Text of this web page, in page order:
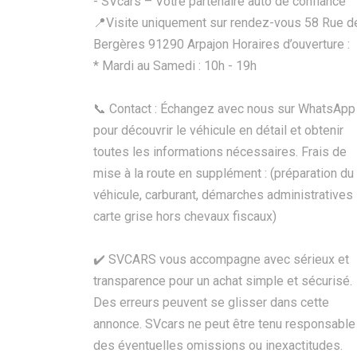
📍Visite uniquement sur rendez-vous 58 Rue
Bergères 91290 Arpajon Horaires d’ouverture :
* Mardi au Samedi : 10h - 19h
📞 Contact : Échangez avec nous sur WhatsApp
pour découvrir le véhicule en détail et obtenir
toutes les informations nécessaires. Frais de
mise à la route en supplément : (préparation du
véhicule, carburant, démarches administratives
carte grise hors chevaux fiscaux)
✔️ SVCARS vous accompagne avec sérieux et
transparence pour un achat simple et sécurisé.
Des erreurs peuvent se glisser dans cette
annonce. SVcars ne peut être tenu responsable
des éventuelles omissions ou inexactitudes.